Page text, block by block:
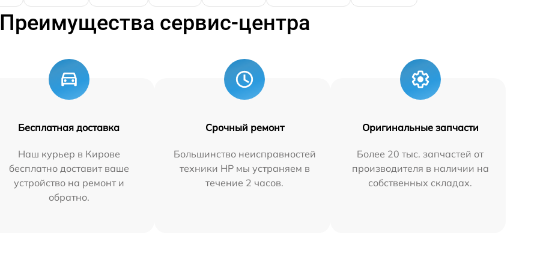
Преимущества сервис-центра
Бесплатная доставка
Наш курьер в Кирове
бесплатно доставит ваше
устройство на ремонт и
обратно.
Срочный ремонт
Большинство неисправностей
техники HP мы устраняем в
течение 2 часов.
Оригинальные запчасти
Более 20 тыс. запчастей от
производителя в наличии на
собственных складах.